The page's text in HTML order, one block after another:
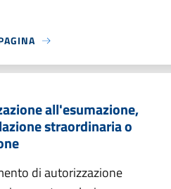
all'esumazione,
straordinaria o
di autorizzazione